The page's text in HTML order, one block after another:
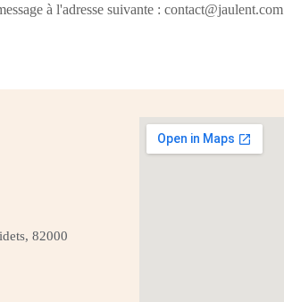
à l'adresse suivante : contact@jaulent.com
82000